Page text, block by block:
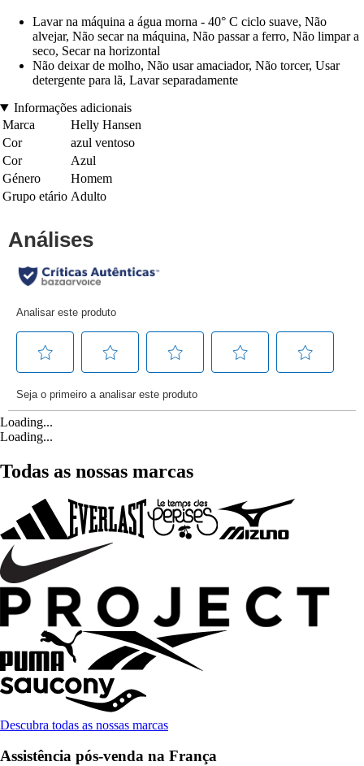
Lavar na máquina a água morna - 40° C ciclo suave, Não
alvejar, Não secar na máquina, Não passar a ferro, Não limpar a
seco, Secar na horizontal
Não deixar de molho, Não usar amaciador, Não torcer, Usar
detergente para lã, Lavar separadamente
Informações adicionais
Marca
Helly Hansen
Cor
azul ventoso
Cor
Azul
Género
Homem
Grupo etário Adulto
Loading...
Loading...
Todas as nossas marcas
Descubra todas as nossas marcas
Assistência pós-venda na França